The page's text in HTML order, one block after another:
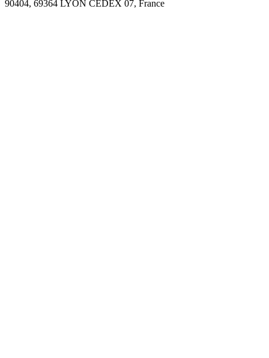
90404, 69364 LYON CEDEX 07, France